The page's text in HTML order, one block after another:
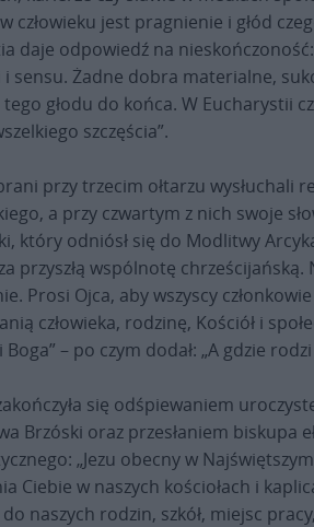
człowieku jest pragnienie i głód
daje odpowiedź na
i sensu. Żadne dobra materialne,
głodu do końca. W Eucharystii
szczęścia”.
przy trzecim ołtarzu wysłuchali
a przy czwartym z nich swoje
który odniósł się do Modlitwy
przyszłą wspólnotę
Prosi Ojca, aby wszyscy członkowie
człowieka, rodzinę, Kościół i
– po czym dodał: „A gdzie
się odśpiewaniem
Brzóski oraz przesłaniem biskupa
„Jezu obecny w
Ciebie w naszych kościołach i
naszych rodzin, szkół, miejsc